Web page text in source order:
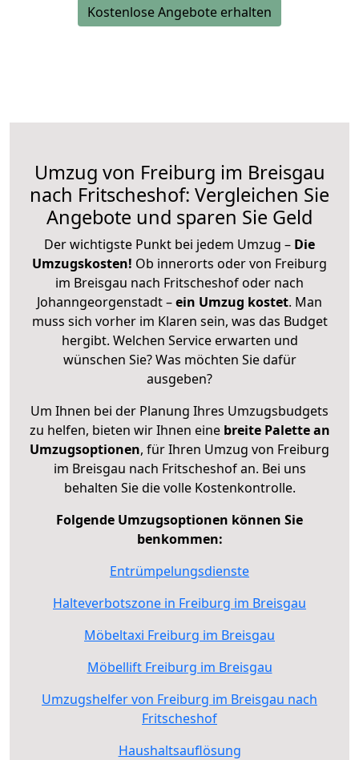
Kostenlose Angebote erhalten
Umzug von Freiburg im Breisgau
nach Fritscheshof: Vergleichen Sie
Angebote und sparen Sie Geld
Der wichtigste Punkt bei jedem Umzug – Die
Umzugskosten! Ob innerorts oder von Freiburg
im Breisgau nach Fritscheshof oder nach
Johanngeorgenstadt –ein Umzug kostet. Man
muss sich vorher im Klaren sein, was das Budget
hergibt. Welchen Service erwarten und
wünschen Sie? Was möchten Sie dafür
ausgeben?
Um Ihnen bei der Planung Ihres Umzugsbudgets
zu helfen, bieten wir Ihnen eine breite Palette an
Umzugsoptionen, für Ihren Umzug von Freiburg
im Breisgau nach Fritscheshof an. Bei uns
behalten Sie die volle Kostenkontrolle.
Folgende Umzugsoptionen können Sie
benkommen:
Entrümpelungsdienste
Halteverbotszone in Freiburg im Breisgau
Möbeltaxi Freiburg im Breisgau
Möbellift Freiburg im Breisgau
Umzugshelfer von Freiburg im Breisgau nach
Fritscheshof
Haushaltsauflösung